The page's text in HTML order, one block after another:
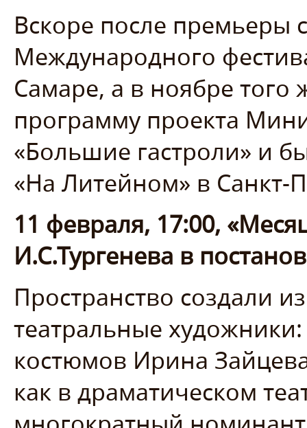
Вскоре после премьеры
Международного
Самаре, а в ноябре
программу проекта
«Большие гастроли» и
«На Литейном» в Санкт-
11 февраля, 17:00,
И.С.Тургенева в
Пространство создали
театральные
костюмов Ирина
как в драматическом